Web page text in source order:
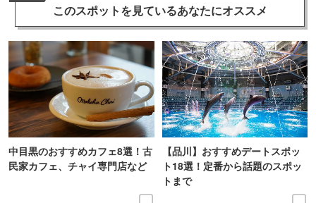
このスポットを見ているあなたにオススメ
中目黒のおすすめカフェ8選！古
民家カフェ、チャイ専門店など
【品川】おすすめデートスポッ
ト18選！定番から話題のスポッ
トまで